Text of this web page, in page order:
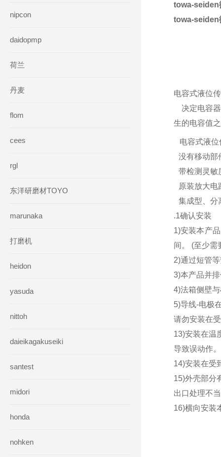
nipcon
daidopmp
荷兰
丹麦
flom
cees
rgl
东洋研磨材TOYO
marunaka
打磨机
heidon
yasuda
nittoh
daieikagakuseiki
santest
midori
honda
nohken
towa-seiden
towa-seiden
电容式液位
决定电容器
生的电容值
电容式液
没有移动部
带检测灵敏
原装放大电
集成型、分
.1确认安装
1)安装本产
间。 (至少需
2)通过短管
3)本产品并
4)法箱侧壁
5)导线-电极
请勿安装在
13)安装在温
导致误动作。
14)安装在受
15)外壳部分
出口处理不
16)横向安装